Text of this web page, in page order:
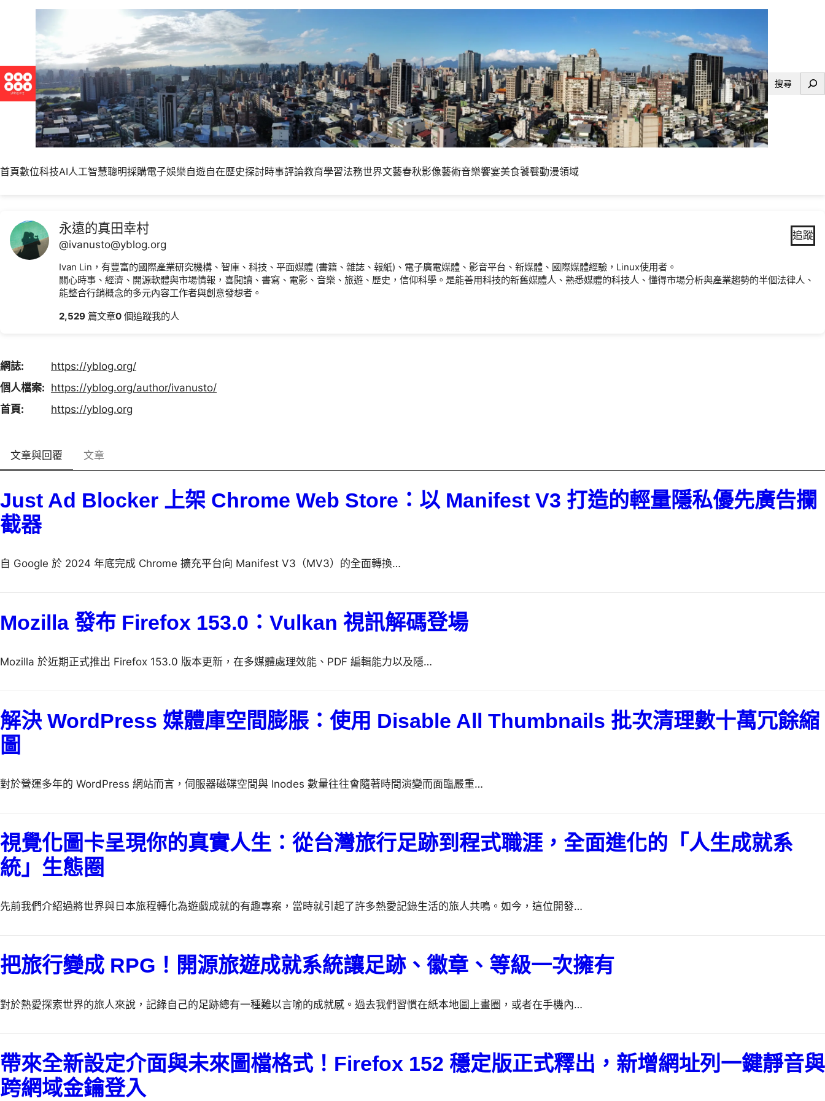
內
容
搜
首頁數位科技AI人工智慧聰明採購電子娛樂自遊自在歷史探討時事評論教育學習法務世界文藝春秋影像藝術音樂饗宴美食饕餮動漫領域
永遠的真田幸村
@ivanusto@yblog.org
追蹤
Ivan Lin，有豐富的國際產業研究機構、智庫、科技、平面媒體 (書籍、雜誌、報紙)、電子廣電媒體、影音平台、新媒體、國際媒體經驗，Linux使用者。
關心時事、經濟、開源軟體與市場情報，喜閱讀、書寫、電影、音樂、旅遊、歷史，信仰科學。是能善用科技的新舊媒體人、熟悉媒體的科技人、懂得市場分析與產業趨勢的半個法律人、
能整合行銷概念的多元內容工作者與創意發想者。
2,529 篇文章0 個追蹤我的人
網誌 https://yblog.org/
個人檔案
https://yblog.org/author/ivanusto/
首頁
https://yblog.org
文章與回覆 文章
Just Ad Blocker 上架 Chrome Web Store：以 Manifest V3 打造的輕量隱私優先廣告攔
截器
自 Google 於 2024 年底完成 Chrome 擴充平台向 Manifest V3（MV3）的全面轉換…
Mozilla 發布 Firefox 153.0：Vulkan 視訊解碼登場
Mozilla 於近期正式推出 Firefox 153.0 版本更新，在多媒體處理效能、PDF 編輯能力以及隱…
解決 WordPress 媒體庫空間膨脹：使用 Disable All Thumbnails 批次清理數十萬冗餘縮
圖
對於營運多年的 WordPress 網站而言，伺服器磁碟空間與 Inodes 數量往往會隨著時間演變而面臨嚴重…
視覺化圖卡呈現你的真實人生：從台灣旅行足跡到程式職涯，全面進化的「人生成就系
統」生態圈
先前我們介紹過將世界與日本旅程轉化為遊戲成就的有趣專案，當時就引起了許多熱愛記錄生活的旅人共鳴。如今，這位開發…
把旅行變成 RPG！開源旅遊成就系統讓足跡、徽章、等級一次擁有
對於熱愛探索世界的旅人來說，記錄自己的足跡總有一種難以言喻的成就感。過去我們習慣在紙本地圖上畫圈，或者在手機內…
帶來全新設定介面與未來圖檔格式！Firefox 152 穩定版正式釋出，新增網址列一鍵靜音與
跨網域金鑰登入